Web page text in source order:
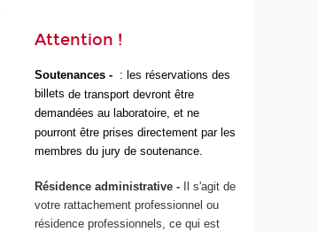
Attention !
Soutenances - : les réservations des
billetsde transport devront être
demandées au laboratoire, et ne
pourront être prises directement par les
membres du jury de soutenance.
Résidence administrative -
Il s'agit de
votre rattachement professionnel ou
résidence professionnels, ce qui est